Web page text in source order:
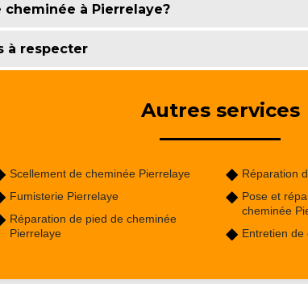
à Pierrelaye?
à respecter
Autres services
Scellement de cheminée Pierrelaye
Fumisterie Pierrelaye
Réparation de pied de cheminée
Pierrelaye
Réparation
Pose et
cheminée
Entretien de